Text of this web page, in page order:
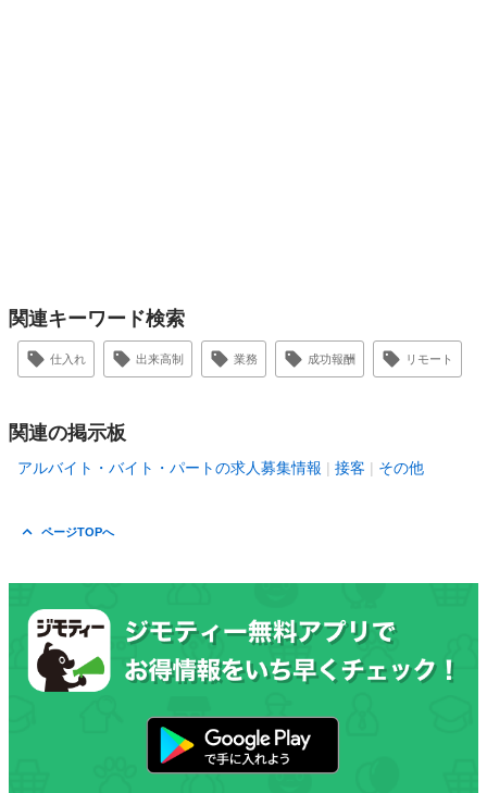
関連キーワード検索
仕入れ 出来高制 業務 成功報酬 リモート
関連の掲示板
アルバイト・バイト・パートの求人募集情報 接客 その他
ページTOPへ